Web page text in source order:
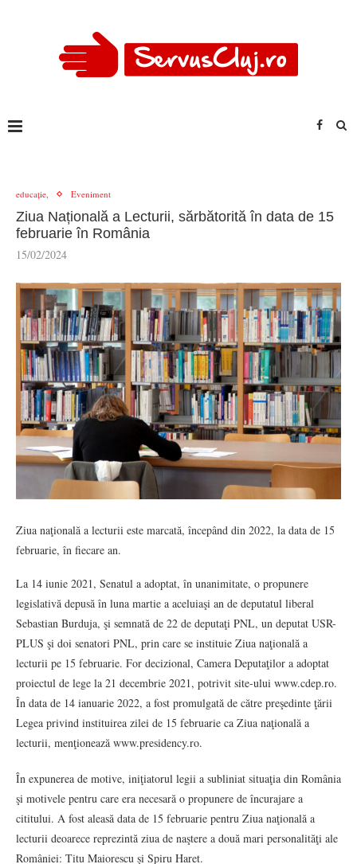
educație, Eveniment
Ziua Națională a Lecturii, sărbătorită în data de 15
februarie în România
15/02/2024
Ziua naţională a lecturii este marcată, începând din 2022, la data de 15
februarie, în fiecare an.
La 14 iunie 2021, Senatul a adoptat, în unanimitate, o propunere
legislativă depusă în luna martie a aceluiaşi an de deputatul liberal
Sebastian Burduja, şi semnată de 22 de deputaţi PNL, un deputat USR-
PLUS şi doi senatori PNL, prin care se instituie Ziua naţională a
lecturii pe 15 februarie. For decizional, Camera Deputaţilor a adoptat
proiectul de lege la 21 decembrie 2021, potrivit site-ului www.cdep.ro.
În data de 14 ianuarie 2022, a fost promulgată de către preşedinte ţării
Legea privind instituirea zilei de 15 februarie ca Ziua naţională a
lecturii, menţionează www.presidency.ro.
În expunerea de motive, iniţiatorul legii a subliniat situaţia din România
şi motivele pentru care era necesară o propunere de încurajare a
cititului. A fost aleasă data de 15 februarie pentru Ziua naţională a
lecturii deoarece reprezintă ziua de naştere a două mari personalităţi ale
României: Titu Maiorescu şi Spiru Haret.